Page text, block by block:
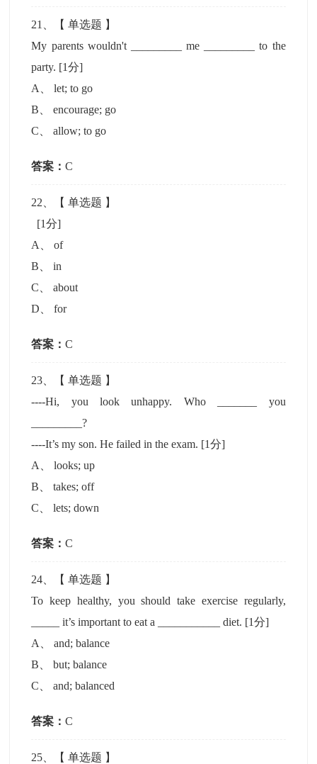
21 、【单选题 】
My parents wouldn't _________ me _________ to the
party. [1分]
A
、let; to go
B 、encourage; go
C 、allow; to go
答案：C
22 、【单选题 】
[1分]
A
、of
B 、in
C 、about
D 、for
答案：C
23 、【单选题 】
----Hi, you look unhappy. Who _______ you
_________?
----It’s my son. He failed in the exam. [1分]
A
、looks; up
B 、takes; off
C 、lets; down
答案：C
24 、【单选题 】
To keep healthy, you should take exercise regularly,
_____ it’s important to eat a ___________ diet. [1分]
A
、and; balance
B 、but; balance
C 、and; balanced
答案：C
25 、【单选题 】